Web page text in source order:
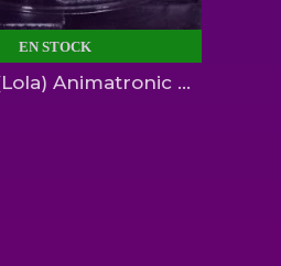
EN STOCK
LO-LA59 (Lola) Animatronic Edition Hasbro